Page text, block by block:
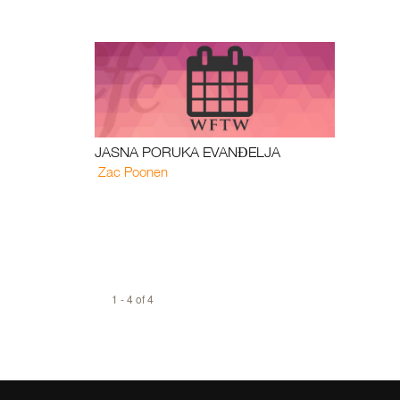
JASNA PORUKA EVANĐELJA
Zac Poonen
1 - 4 of 4